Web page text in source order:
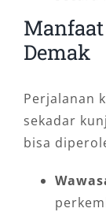
Demak
Perjalanan
sekadar
bisa